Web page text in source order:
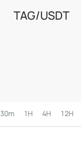
TAG/USDT
30m 1H 4H 12H